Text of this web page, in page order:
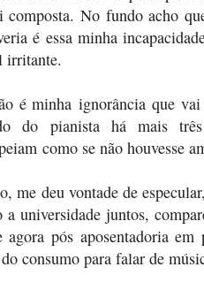
composta. No fundo acho
é essa minha
irritante.
é minha ignorância que
do pianista há mais
como se não houvesse
me deu vontade de
a universidade juntos,
agora pós aposentadoria
consumo para falar de